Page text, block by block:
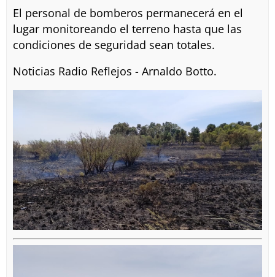
El personal de bomberos permanecerá en el
lugar monitoreando el terreno hasta que las
condiciones de seguridad sean totales.
Noticias Radio Reflejos - Arnaldo Botto.